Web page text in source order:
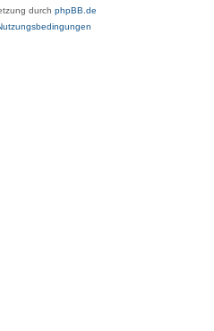
durch phpBB.de